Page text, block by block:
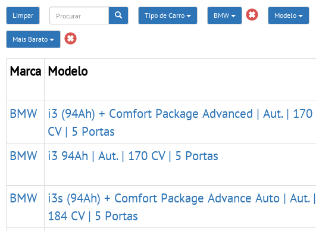
Limpar Tipo de Carro BMW Modelo
Mais Barato
Marca Modelo
BMW
i3 (94Ah) + Comfort Package Advanced | Aut. | 170
CV | 5 Portas
BMW
i3 94Ah | Aut. | 170 CV | 5 Portas
BMW
i3s (94Ah) + Comfort Package Advance Auto | Aut. |
184 CV | 5 Portas